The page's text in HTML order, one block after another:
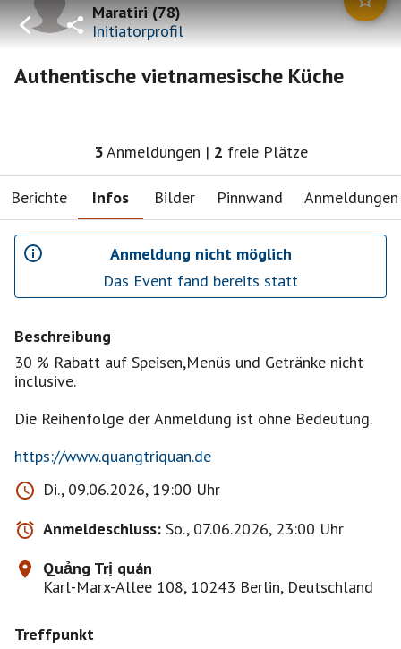
Maratiri(78)
Initiatorprofil
Authentische vietnamesische Küche
3Anmeldungen | 2 freie Plätze
Berichte Infos Bilder Pinnwand Anmeldungen
Anmeldung nicht möglich
Das Event fand bereits statt
Beschreibung
30 % Rabatt auf Speisen,Menüs und Getränke nicht
inclusive.
Die Reihenfolge der Anmeldung ist ohne Bedeutung.
https://www.quangtriquan.de
Di., 09.06.2026, 19:00 Uhr
Anmeldeschluss: So., 07.06.2026, 23:00 Uhr
Quảng Trị quán
Karl-Marx-Allee 108, 10243 Berlin, Deutschland
Treffpunkt